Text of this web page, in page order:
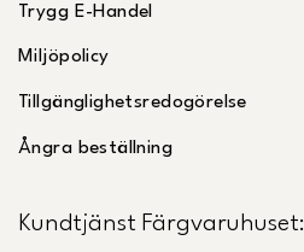
Trygg E-Handel
Miljöpolicy
Tillgänglighetsredogörelse
Ångra beställning
Kundtjänst Färgvaruhuset: